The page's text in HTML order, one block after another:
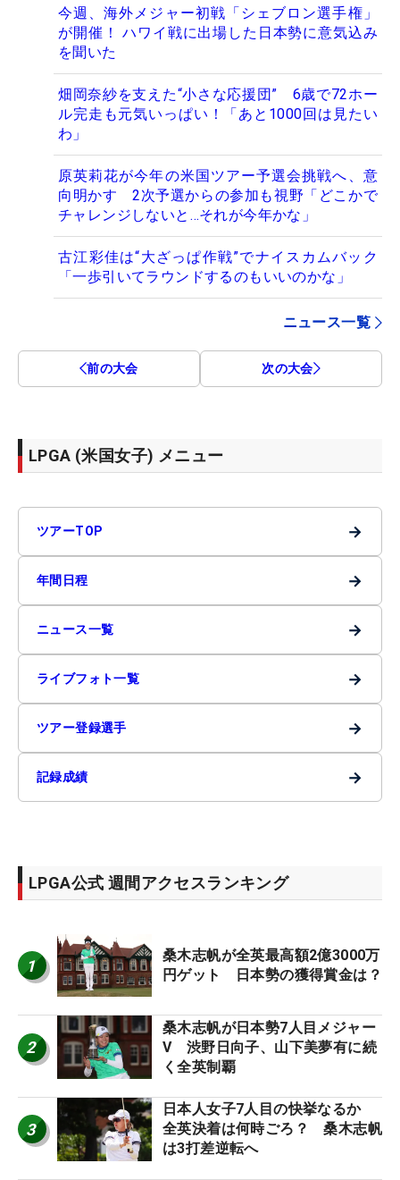
今週、海外メジャー初戦「シェブロン選手権」
が開催！ ハワイ戦に出場した日本勢に意気込み
を聞いた
畑岡奈紗を支えた“小さな応援団” 6歳で72ホー
ル完走も元気いっぱい！「あと1000回は見たい
わ」
原英莉花が今年の米国ツアー予選会挑戦へ、意
向明かす 2次予選からの参加も視野「どこかで
チャレンジしないと…それが今年かな」
古江彩佳は“大ざっぱ作戦”でナイスカムバック
「一歩引いてラウンドするのもいいのかな」
ニュース一覧
前の大会 次の大会
LPGA (米国女子) メニュー
ツアーTOP →
年間日程 →
ニュース一覧 →
ライブフォト一覧 →
ツアー登録選手 →
記録成績 →
LPGA公式 週間アクセスランキング
1
桑木志帆が全英最高額2億3000万
円ゲット 日本勢の獲得賞金は？
2
桑木志帆が日本勢7人目メジャー
V 渋野日向子、山下美夢有に続
く全英制覇
3
日本人女子7人目の快挙なるか
全英決着は何時ごろ？ 桑木志帆
は3打差逆転へ